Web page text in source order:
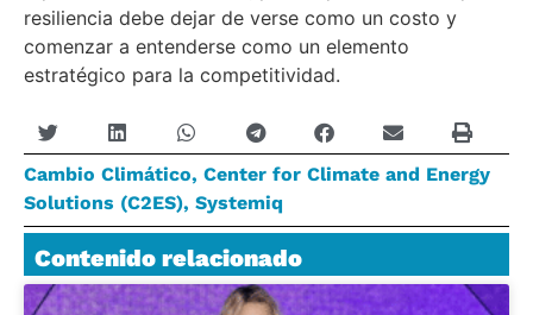
resiliencia debe dejar de verse como un costo y
comenzar a entenderse como un elemento
estratégico para la competitividad.
Cambio Climático, Center for Climate and Energy
Solutions (C2ES), Systemiq
Contenido relacionado